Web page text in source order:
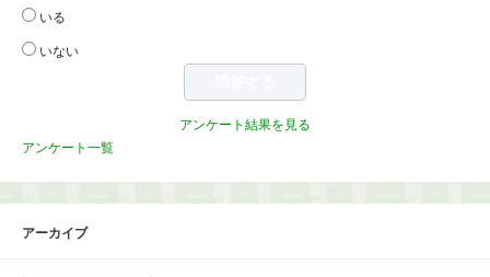
いる
いない
アンケート結果を見る
アンケート一覧
アーカイブ